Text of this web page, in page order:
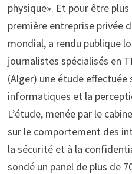
physique». Et pour être
première entreprise privée
mondial, a rendu publique
journalistes spécialisés en
(Alger) une étude effectuée
informatiques et la
L’étude, menée par le
sur le comportement des
la sécurité et à la
sondé un panel de plus de